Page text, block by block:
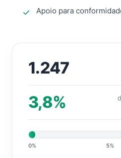
Apoio para
1.247
3,8%
0% 5%